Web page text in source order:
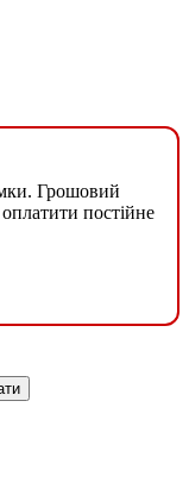
Грошовий
постійне